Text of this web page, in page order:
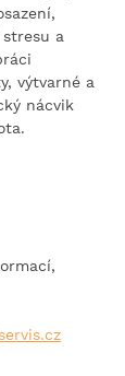
a
výtvarné a
nácvik